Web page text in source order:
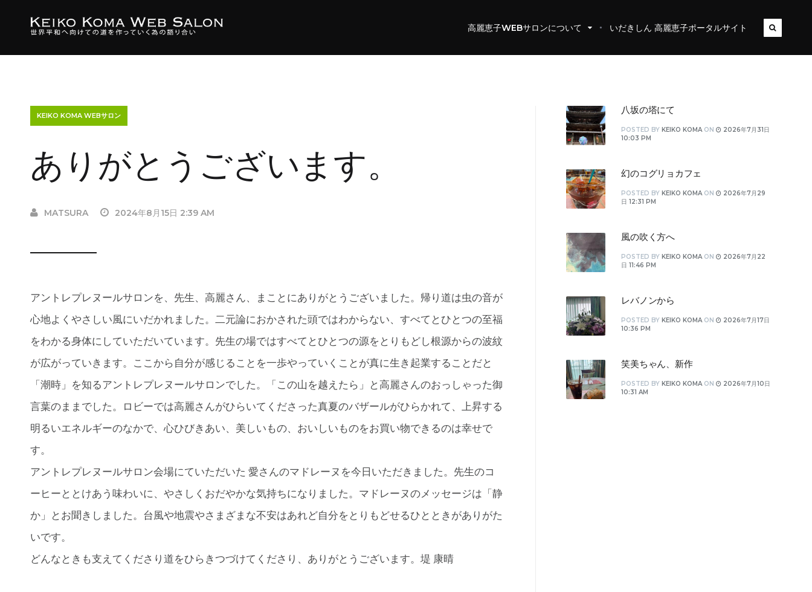
高麗恵子WEBサロンについて いだきしん 高麗恵子ポータルサイト
KEIKO KOMA WEBサロン
ありがとうございます。
MATSURA 2024年8月15日 2:39 AM
アントレプレヌールサロンを、先生、高麗さん、まことにありがとうございました。帰り道は虫の音が
心地よくやさしい風にいだかれました。二元論におかされた頭ではわからない、すべてとひとつの至福
をわかる身体にしていただいています。先生の場ではすべてとひとつの源をとりもどし根源からの波紋
が広がっていきます。ここから自分が感じることを一歩やっていくことが真に生き起業することだと
「潮時」を知るアントレプレヌールサロンでした。「この山を越えたら」と高麗さんのおっしゃった御
言葉のままでした。ロビーでは高麗さんがひらいてくださった真夏のバザールがひらかれて、上昇する
明るいエネルギーのなかで、心ひびきあい、美しいもの、おいしいものをお買い物できるのは幸せで
す。
アントレプレヌールサロン会場にていただいた 愛さんのマドレーヌを今日いただきました。先生のコ
ーヒーととけあう味わいに、やさしくおだやかな気持ちになりました。マドレーヌのメッセージは「静
か」とお聞きしました。台風や地震やさまざまな不安はあれど自分をとりもどせるひとときがありがた
いです。
どんなときも支えてくださり道をひらきつづけてくださり、ありがとうございます。堤 康晴
八坂の塔にて
POSTED BY KEIKO KOMA ON
2026年7月31日
10:03 PM
幻のコグリョカフェ
POSTED BY KEIKO KOMA ON
2026年7月29
日 12:31 PM
風の吹く方へ
POSTED BY KEIKO KOMA ON
2026年7月22
日 11:46 PM
レバノンから
POSTED BY KEIKO KOMA ON
2026年7月17日
10:36 PM
笑美ちゃん、新作
POSTED BY KEIKO KOMA ON
2026年7月10日
10:31 AM